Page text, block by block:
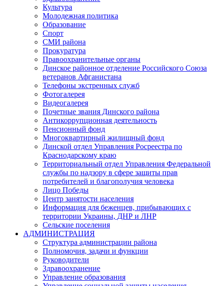
Культура
Молодежная политика
Образование
Спорт
СМИ района
Прокуратура
Правоохранительные органы
Динское районное отделение Российского Союза
ветеранов Афганистана
Телефоны экстренных служб
Фотогалерея
Видеогалерея
Почетные звания Динского района
Антикоррупционная деятельность
Пенсионный фонд
Многоквартирный жилищный фонд
Динской отдел Управления Росреестра по
Краснодарскому краю
Территориальный отдел Управления Федеральной
службы по надзору в сфере защиты прав
потребителей и благополучия человека
Лицо Победы
Центр занятости населения
Информация для беженцев, прибывающих с
территории Украины, ДНР и ЛНР
Сельские поселения
АДМИНИСТРАЦИЯ
Структура администрации района
Полномочия, задачи и функции
Руководители
Здравоохранение
Управление образования